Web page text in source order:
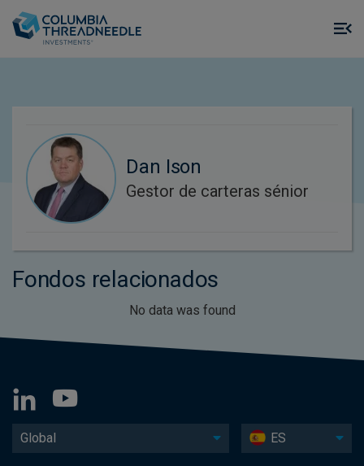
Dan Ison
Gestor de carteras sénior
Fondos relacionados
No data was found
Global ES